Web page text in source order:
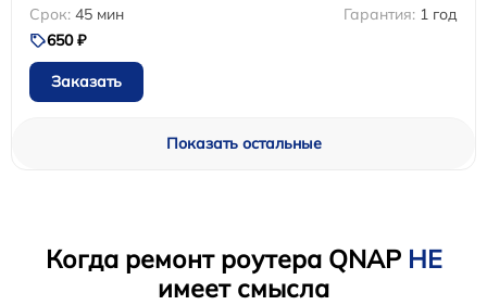
45 мин
1 год
650 ₽
Заказать
Показать остальные
Когда ремонт роутера QNAP НЕ
имеет смысла